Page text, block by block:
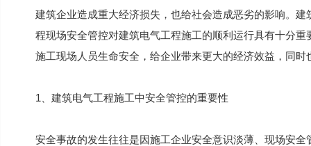
建筑企业造成重大经济损失，也给社会造成恶劣的影响。
程现场安全管控对建筑电气工程施工的顺利运行具有十分
施工现场人员生命安全，给企业带来更大的经济效益，同时
1、建筑电气工程施工中安全管控的重要性
安全事故的发生往往是因施工企业安全意识淡薄、现场安